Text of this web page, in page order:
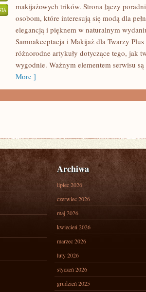
PORADNIK
STYLU
makijażowych trików. Strona łączy
osobom, które interesują się modą dla
elegancją i pięknem w naturalnym
Samoakceptacja i Makijaż dla Twarzy
różnorodne artykuły dotyczące tego, jak
wygodnie. Ważnym elementem serwisu
More ]
Archiwa
lipiec 2026
czerwiec 2026
maj 2026
kwiecień 2026
marzec 2026
luty 2026
styczeń 2026
grudzień 2025